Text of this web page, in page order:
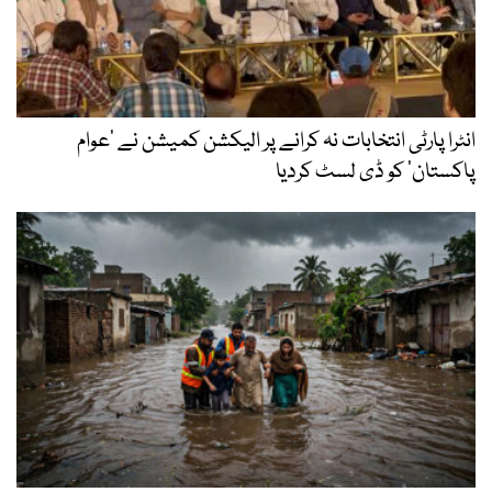
انٹرا پارٹی انتخابات نہ کرانے پر الیکشن کمیشن نے ’عوام
پاکستان‘ کو ڈی لسٹ کردیا